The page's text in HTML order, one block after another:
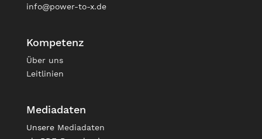
info@power-to-x.de
Kompetenz
Über uns
Leitlinien
Mediadaten
Unsere Mediadaten